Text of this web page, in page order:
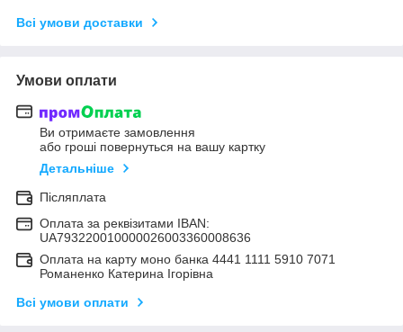
Всі умови доставки
Умови оплати
Ви отримаєте замовлення
або гроші повернуться на вашу картку
Детальніше
Післяплата
Оплата за реквізитами IBAN:
UA793220010000026003360008636
Оплата на карту моно банка 4441 1111 5910 7071
Романенко Катерина Ігорівна
Всі умови оплати